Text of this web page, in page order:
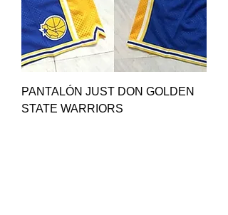
PANTALÓN JUST DON GOLDEN
STATE WARRIORS